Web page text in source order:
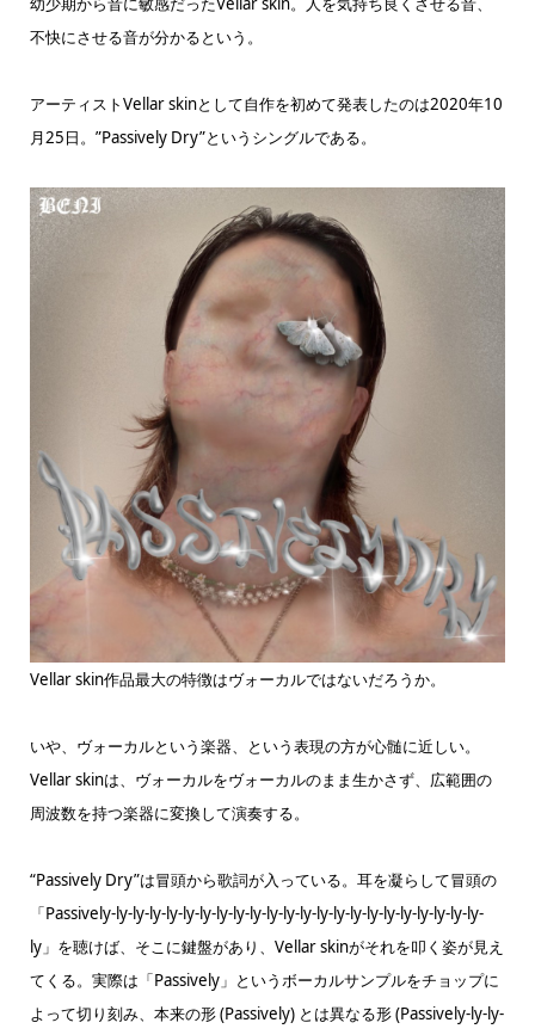
不快にさせる音が分かるという。
アーティストVellar skinとして自作を初めて発表したのは2020年10
月25日。”Passively Dry”というシングルである。
Vellar skin作品最大の特徴はヴォーカルではないだろうか。
いや、ヴォーカルという楽器、という表現の方が心髄に近しい。
Vellar skinは、ヴォーカルをヴォーカルのまま生かさず、広範囲の
周波数を持つ楽器に変換して演奏する。
“Passively Dry”は冒頭から歌詞が入っている。耳を凝らして冒頭の
「Passively-ly-ly-ly-ly-ly-ly-ly-ly-ly-ly-ly-ly-ly-ly-ly-ly-ly-ly-ly-ly-ly-ly-
ly」を聴けば、そこに鍵盤があり、Vellar skinがそれを叩く姿が見え
てくる。実際は「Passively」というボーカルサンプルをチョップに
よって切り刻み、本来の形 (Passively) とは異なる形 (Passively-ly-ly-